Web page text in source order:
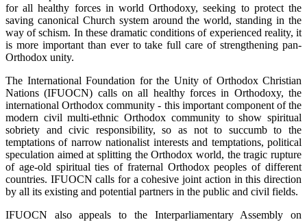
for all healthy forces in world Orthodoxy, seeking to protect the
saving canonical Church system around the world, standing in the
way of schism. In these dramatic conditions of experienced reality, it
is more important than ever to take full care of strengthening pan-
Orthodox unity.
The International Foundation for the Unity of Orthodox Christian
Nations (IFUOCN) calls on all healthy forces in Orthodoxy, the
international Orthodox community - this important component of the
modern civil multi-ethnic Orthodox community to show spiritual
sobriety and civic responsibility, so as not to succumb to the
temptations of narrow nationalist interests and temptations, political
speculation aimed at splitting the Orthodox world, the tragic rupture
of age-old spiritual ties of fraternal Orthodox peoples of different
countries. IFUOCN calls for a cohesive joint action in this direction
by all its existing and potential partners in the public and civil fields.
IFUOCN also appeals to the Interparliamentary Assembly on